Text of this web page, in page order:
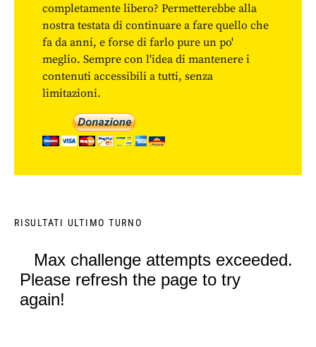
completamente libero? Permetterebbe alla
nostra testata di continuare a fare quello che
fa da anni, e forse di farlo pure un po'
meglio. Sempre con l'idea di mantenere i
contenuti accessibili a tutti, senza
limitazioni.
RISULTATI ULTIMO TURNO